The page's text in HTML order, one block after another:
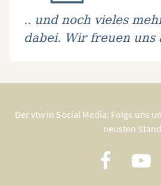
.. und noch vieles
dabei. Wir freuen uns
Der vtw in Social Media: Folge uns
neusten